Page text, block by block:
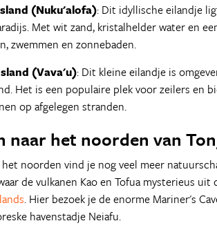
(Nuku'alofa): Dit idyllische eilandje
Met wit zand, kristalhelder water en
zwemmen en zonnebaden.
(Vava'u): Dit kleine eilandje is
Het is een populaire plek voor zeilers en
op afgelegen stranden.
naar het noorden van
noorden vind je nog veel meer
de vulkanen Kao en Tofua mysterieus
. Hier bezoek je de enorme Mariner's
havenstadje Neiafu.